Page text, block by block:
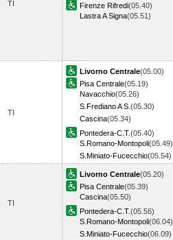
TI
Firenze Rifredi(05.40)
Lastra A Signa(05.51)
TI
Livorno Centrale(05.00)
Pisa Centrale(05.19)
Navacchio(05.26)
S.Frediano A S. (05.30)
Cascina(05.34)
Pontedera-C.T.(05.40)
S.Romano-Montopoli(05.49)
S.Miniato-Fucecchio(05.54)
TI
Livorno Centrale(05.20)
Pisa Centrale(05.39)
Cascina(05.50)
Pontedera-C.T.(05.56)
S.Romano-Montopoli(06.04)
S.Miniato-Fucecchio(06.09)